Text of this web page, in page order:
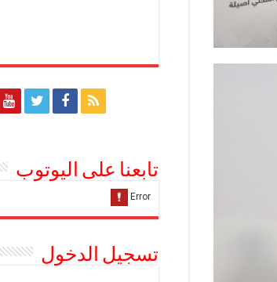
تابعنا على اليوتوب
تسجيل الدخول